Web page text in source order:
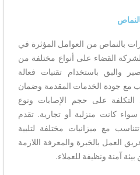
بالنماص من العوامل المؤثرة في
القضاء على أنواع مختلفة من
والبق باستخدام تقنيات فعالة
مع جودة الخدمات المقدمة وضمان
التكلفة على حجم الإصابات ونوع
سواء كانت منزلية أو تجارية. تقدم
مع ميزانيات مختلفة لتلبية
العمل بالخبرة والمعرفة اللازمة
آمنة ونظيفة للعملاء.